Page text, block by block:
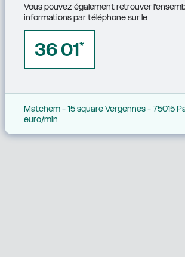
Vous pouvez également retrouver
informations par téléphone sur le
36 01*
Matchem - 15 square Vergennes - 75015
euro/min